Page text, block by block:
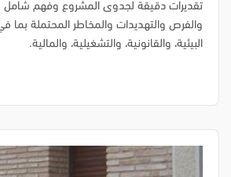
تقديرات دقيقة لجدوى المشروع وفهم شامل
والفرص والتهديدات والمخاطر المحتملة بما
البيئية، والقانونية، والتشغيلية، والمالية.